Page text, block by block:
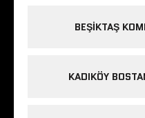
BEŞIKTAŞ
KADIKÖY